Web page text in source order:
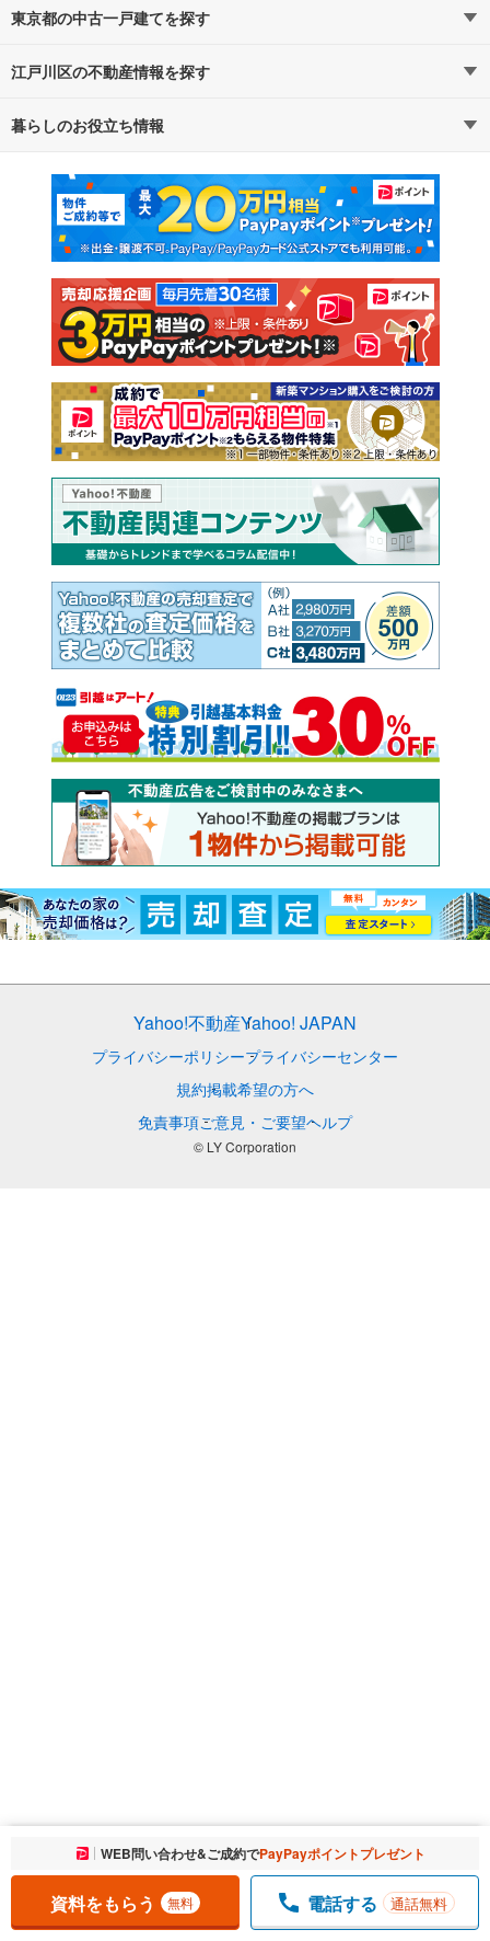
お気に入りに追加しました。 一覧を開く
WEB問い合わせ&ご成約でPayPayポイントプレゼント
資料をもらう 無料 電話する 通話無料
東京都の中古一戸建てを探す
路線・駅から探す
通勤・通学時間から探す
江戸川区の不動産情報を探す
不動産・住宅
新築マンション 中古マンション
新築一戸建て 中古一戸建て
注文住宅 土地
売却査定
暮らしのお役立ち情報
マンションカタログ 教えて！住まいの先生
Yahoo!不動産Yahoo! JAPAN
プライバシーポリシープライバシーセンター
規約掲載希望の方へ
免責事項ご意見・ご要望ヘルプ
© LY Corporation